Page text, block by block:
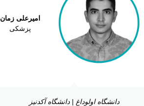
دانشگاه اولوداغ | دانشگاه آکدنیز
امیرعلی زمان
پزشکی